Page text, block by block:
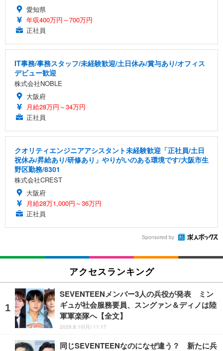
愛知県
年収400万円～700万円
正社員
IT事務/事務スタッフ/未経験歓迎/土日休み/賞与あり/オフィス
デビュー歓迎
株式会社NOBLE
大阪府
月給28万円～34万円
正社員
クオリティエンジニアアシスタント未経験歓迎「正社員/土日
祝休み/昇給あり/研修あり」やりがいのある環境です/大阪市生
野区勤務/8301
株式会社CREST
大阪府
月給28万1,000円～36万円
正社員
Sponsored by
アクセスランキング
SEVENTEENメンバー3人の兵役が発表 ミン
ギュが社会服務要員、スングァン＆ディノは陸
軍軍楽隊へ【全文】
2026.8.10(月) 11:17
同じSEVENTEENなのになぜ違う？ 新たに兵